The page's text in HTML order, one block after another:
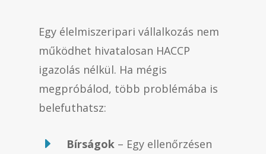
Egy élelmiszeripari vállalkozás nem
működhet hivatalosan HACCP
igazolás nélkül. Ha mégis
megpróbálod, több problémába is
belefuthatsz:
E Bírságok– Egy ellenőrzésen